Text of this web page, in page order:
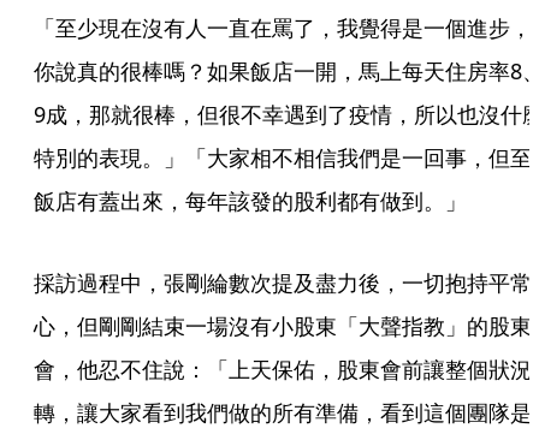
「至少現在沒有人一直在罵了，我覺得是一個進步，
你說真的很棒嗎？如果飯店一開，馬上每天住房率8
9成，那就很棒，但很不幸遇到了疫情，所以也沒什
特別的表現。」「大家相不相信我們是一回事，但至
飯店有蓋出來，每年該發的股利都有做到。」
採訪過程中，張剛綸數次提及盡力後，一切抱持平常
心，但剛剛結束一場沒有小股東「大聲指教」的股東
會，他忍不住說：「上天保佑，股東會前讓整個狀況
轉，讓大家看到我們做的所有準備，看到這個團隊是